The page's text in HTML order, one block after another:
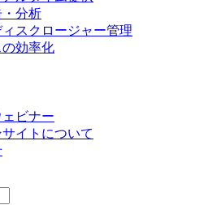
・分析
スクロージャー管理
効率化
ビナー
イトについて